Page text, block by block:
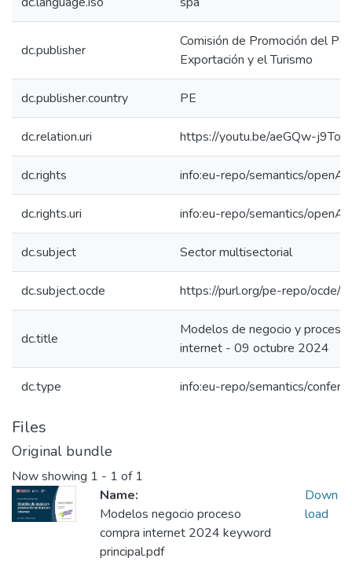
dc.publisher
Comisión de Promoción del
Exportación y el Turismo
dc.publisher.country PE
dc.relation.uri https://youtu.be/aeGQw-j9Tos
dc.rights info:eu-repo/semantics/
dc.rights.uri info:eu-repo/semantics/
dc.subject Sector multisectorial
dc.subject.ocde https://purl.org/pe-repo/ocde/
dc.title
Modelos de negocio y proceso
internet - 09 octubre 2024
dc.type info:eu-repo/semantics/
Files
Original bundle
Now showing 1 - 1 of 1
Name:
Modelos negocio proceso
compra internet 2024 keyword
principal.pdf
Down
load